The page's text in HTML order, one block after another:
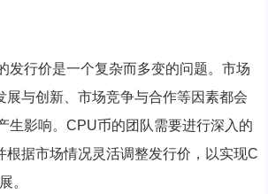
发行价是一个复杂而多变的问题。市场
展与创新、市场竞争与合作等因素都会
生影响。CPU币的团队需要进行深入的
根据市场情况灵活调整发行价，以实现C
。